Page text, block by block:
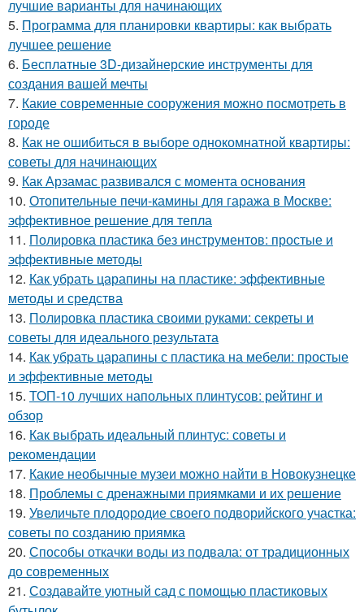
лучшие варианты для начинающих
5. Программа для планировки квартиры: как выбрать
лучшее решение
6. Бесплатные 3D-дизайнерские инструменты для
создания вашей мечты
7. Какие современные сооружения можно посмотреть в
городе
8. Как не ошибиться в выборе однокомнатной квартиры:
советы для начинающих
9. Как Арзамас развивался с момента основания
10. Отопительные печи-камины для гаража в Москве:
эффективное решение для тепла
11. Полировка пластика без инструментов: простые и
эффективные методы
12. Как убрать царапины на пластике: эффективные
методы и средства
13. Полировка пластика своими руками: секреты и
советы для идеального результата
14. Как убрать царапины с пластика на мебели: простые
и эффективные методы
15. ТОП-10 лучших напольных плинтусов: рейтинг и
обзор
16. Как выбрать идеальный плинтус: советы и
рекомендации
17. Какие необычные музеи можно найти в Новокузнецке
18. Проблемы с дренажными приямками и их решение
19. Увеличьте плодородие своего подворийского участка:
советы по созданию приямка
20. Способы откачки воды из подвала: от традиционных
до современных
21. Создавайте уютный сад с помощью пластиковых